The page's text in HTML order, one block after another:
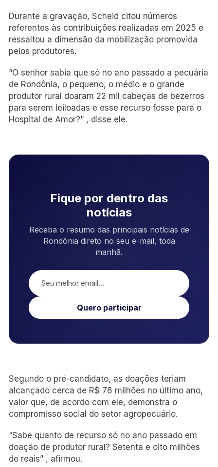
Durante a gravação, Scheid citou números
referentes às contribuições realizadas em 2025 e
ressaltou a dimensão da mobilização promovida
pelos produtores.
“O senhor sabia que só no ano passado a pecuária
de Rondônia, o pequeno, o médio e o grande
produtor rural doaram 22 mil cabeças de bezerros
para serem leiloadas e esse recurso fosse para o
Hospital de Amor?” , disse ele.
Fique por dentro das
notícias
Receba o resumo das principais notícias de
Rondônia direto no seu e-mail, toda
manhã.
Quero participar
Segundo o pré-candidato, as doações teriam
alcançado cerca de R$ 78 milhões no último ano,
valor que, de acordo com ele, demonstra o
compromisso social do setor agropecuário.
“Sabe quanto de recurso só no ano passado em
doação de produtor rural? Setenta e oito milhões
de reais” , afirmou.